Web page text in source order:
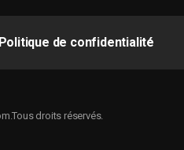
Politique de confidentialité
droits réservés.